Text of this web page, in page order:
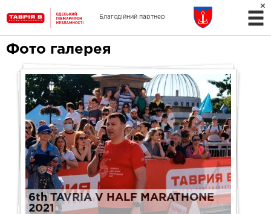
Благодійний партнер
Фото галерея
6th TAVRIA V HALF MARATHONE
2021